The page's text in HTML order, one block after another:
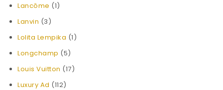
Lancôme (1)
Lanvin (3)
Lolita Lempika (1)
Longchamp (5)
Louis Vuitton (17)
Luxury Ad (112)